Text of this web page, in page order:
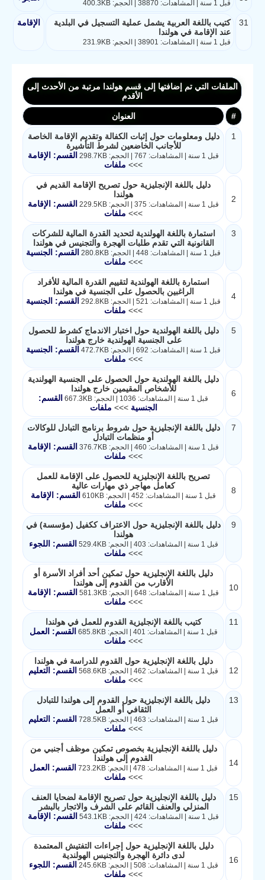
قبل 1 سنة | المشاهدات: 38870 | الحجم: 400.3KB
31
كتيب باللغة العربية يشمل عملية التسجيل في البلدية
عند الإقامة في هولندا
قبل 1 سنة | المشاهدات: 38901 | الحجم: 231.9KB
الإقامة
الملفات التي تم إضافتها إلى قسم هولندا مرتبة من الأحدث إلى
الأقدم
# العنوان
1
دليل ومعلومات حول إثبات الكفالة وتقديم الإقامة الخاصة
للأجانب الخاضعين لشرط التأشيرة
قبل 1 سنة | المشاهدات: 767 | الحجم: 298.7KB
القسم: الإقامة
>>> ملفات
2
دليل باللغة الإنجليزية حول تصريح الإقامة القديم في
هولندا
قبل 1 سنة | المشاهدات: 375 | الحجم: 229.5KB
القسم: الإقامة
>>> ملفات
3
استمارة باللغة الهولندية لتحديد القدرة المالية للشركات
القانونية التي تقدم طلبات الهجرة والتجنيس في هولندا
قبل 1 سنة | المشاهدات: 448 | الحجم: 280.8KB
القسم: الجنسية
>>> ملفات
4
استمارة باللغة الهولندية لتقييم القدرة المالية للأفراد
الراغبين بالحصول على الجنسية في هولندا
قبل 1 سنة | المشاهدات: 521 | الحجم: 292.8KB
القسم: الجنسية
>>> ملفات
5
دليل باللغة الهولندية حول اختبار الاندماج كشرط للحصول
على الجنسية الهولندية خارج هولندا
قبل 1 سنة | المشاهدات: 692 | الحجم: 472.7KB
القسم: الجنسية
>>> ملفات
6
دليل باللغة الهولندية حول الحصول على الجنسية الهولندية
للأشخاص المقيمين خارج هولندا
قبل 1 سنة | المشاهدات: 1036 | الحجم: 667.3KB
القسم:
الجنسية>>> ملفات
7
دليل باللغة الإنجليزية حول شروط برنامج التبادل للوكالات
أو منظمات التبادل
قبل 1 سنة | المشاهدات: 460 | الحجم: 376.7KB
القسم: الإقامة
>>> ملفات
8
تصريح باللغة الإنجليزية للحصول على الإقامة للعمل
كعامل مهاجر ذي مهارات عالية
قبل 1 سنة | المشاهدات: 452 | الحجم: 610KB
القسم: الإقامة
>>> ملفات
9
دليل باللغة الإنجليزية حول الاعتراف ككفيل (مؤسسة) في
هولندا
قبل 1 سنة | المشاهدات: 403 | الحجم: 529.4KB
القسم: اللجوء
>>> ملفات
10
دليل باللغة الإنجليزية حول تمكين أحد أفراد الأسرة أو
الأقارب من القدوم إلى هولندا
قبل 1 سنة | المشاهدات: 648 | الحجم: 581.3KB
القسم: الإقامة
>>> ملفات
11 كتيب باللغة الإنجليزية القدوم للعمل في هولندا
قبل 1 سنة | المشاهدات: 401 | الحجم: 685.8KB
القسم: العمل
>>> ملفات
12
دليل باللغة الإنجليزية حول القدوم للدراسة في هولندا
قبل 1 سنة | المشاهدات: 462 | الحجم: 568.6KB
القسم: التعليم
>>> ملفات
13
دليل باللغة الإنجليزية حول القدوم إلى هولندا للتبادل
الثقافي أو العمل
قبل 1 سنة | المشاهدات: 463 | الحجم: 728.5KB
القسم: التعليم
>>> ملفات
14
دليل باللغة الإنجليزية بخصوص تمكين موظف أجنبي من
القدوم إلى هولندا
قبل 1 سنة | المشاهدات: 478 | الحجم: 723.2KB
القسم: العمل
>>> ملفات
15
دليل باللغة الإنجليزية حول تصريح الإقامة لضحايا العنف
المنزلي والعنف القائم على الشرف والاتجار بالبشر
قبل 1 سنة | المشاهدات: 424 | الحجم: 543.1KB
القسم: الإقامة
>>> ملفات
16
دليل باللغة الإنجليزية حول إجراءات التفتيش المعتمدة
لدى دائرة الهجرة والتجنيس الهولندية
قبل 1 سنة | المشاهدات: 508 | الحجم: 245.6KB
القسم: اللجوء
>>> ملفات